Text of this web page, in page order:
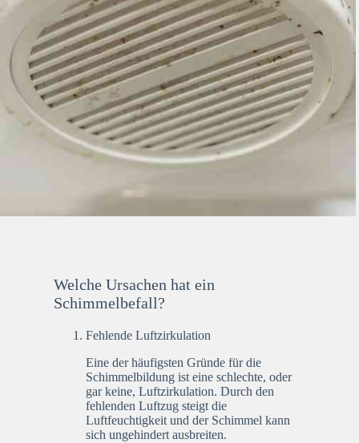
Welche Ursachen hat ein
Schimmelbefall?
Fehlende Luftzirkulation
Eine der häufigsten Gründe für die
Schimmelbildung ist eine schlechte, oder
gar keine, Luftzirkulation. Durch den
fehlenden Luftzug steigt die
Luftfeuchtigkeit und der Schimmel kann
sich ungehindert ausbreiten.